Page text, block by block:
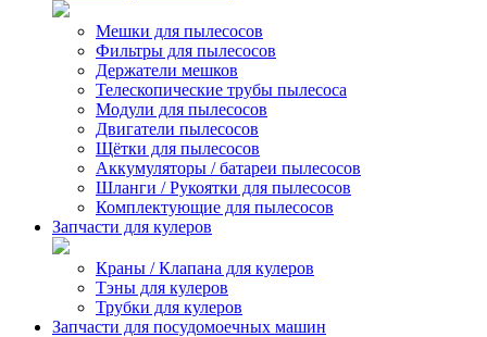
Мешки для пылесосов
Фильтры для пылесосов
Держатели мешков
Телескопические трубы пылесоса
Модули для пылесосов
Двигатели пылесосов
Щётки для пылесосов
Аккумуляторы / батареи пылесосов
Шланги / Рукоятки для пылесосов
Комплектующие для пылесосов
Запчасти для кулеров
Краны / Клапана для кулеров
Тэны для кулеров
Трубки для кулеров
Запчасти для посудомоечных машин